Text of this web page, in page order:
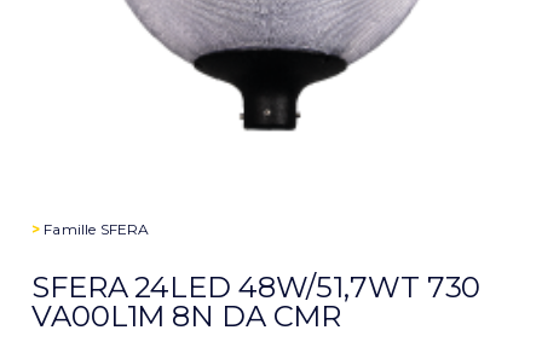
> Famille SFERA
SFERA 24LED 48W/51,7WT 730
VA00L1M 8N DA CMR